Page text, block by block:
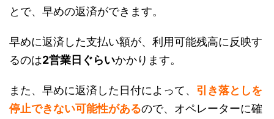
とで、早めの返済ができます。
早めに返済した支払い額が、利用可能残高に反映す
るのは2営業日ぐらいかかります。
また、早めに返済した日付によって、 引き落としを
停止できない可能性があるので、オペレーターに確